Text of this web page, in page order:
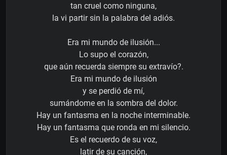
tan cruel como ninguna,
la vi partir sin la palabra del adiós.
Era mi mundo de ilusión...
Lo supo el corazón,
que aún recuerda siempre su extravío?.
Era mi mundo de ilusión
y se perdió de mí,
sumándome en la sombra del dolor.
Hay un fantasma en la noche interminable.
Hay un fantasma que ronda en mi silencio.
Es el recuerdo de su voz,
latir de su canción,